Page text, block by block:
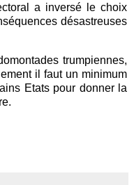
a inversé le choix
désastreuses
trumpiennes,
il faut un minimum
Etats pour donner la